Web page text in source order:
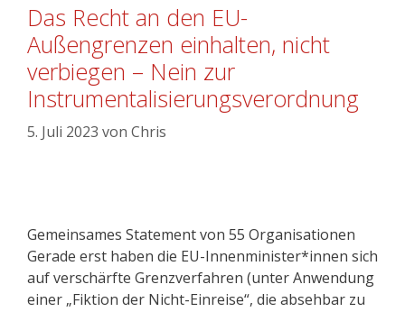
Das Recht an den EU-
Außengrenzen einhalten, nicht
verbiegen – Nein zur
Instrumentalisierungsverordnung
5. Juli 2023 von Chris
Gemeinsames Statement von 55 Organisationen
Gerade erst haben die EU-Innenminister*innen sich
auf verschärfte Grenzverfahren (unter Anwendung
einer „Fiktion der Nicht-Einreise“, die absehbar zu